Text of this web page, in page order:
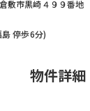
敷市黒崎４９９番地
停歩6分)
物件詳細